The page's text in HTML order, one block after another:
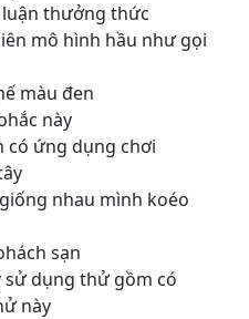
thưởng thức
mô hình hầu như gọi
màu đen
này
có ứng dụng chơi
nhau mình koéo
sạn
dụng thử gồm có
này